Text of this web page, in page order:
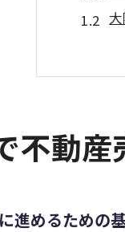
複数
で不動
進めるための